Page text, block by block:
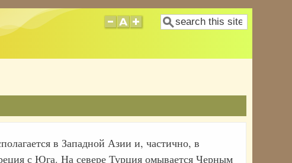
Поиск
в Западной Азии и, частично, в
с Юга. На севере Турция омывается Черным